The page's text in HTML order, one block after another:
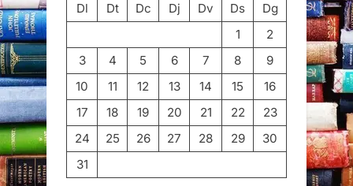
Dl
Dt Dc Dj Dv Ds
Dg
1
2
3
4 5 6 7 8
9
10
11 12 13 14 15
16
17
18 19 20 21 22
23
24
25 26 27 28 29
30
31